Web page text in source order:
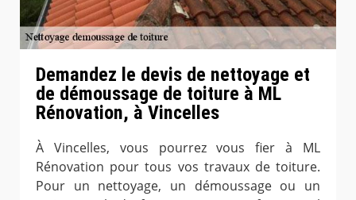
Demandez le devis de nettoyage et
de démoussage de toiture à ML
Rénovation, à Vincelles
À Vincelles, vous pourrez vous fier à ML
Rénovation pour tous vos travaux de toiture.
Pour un nettoyage, un démoussage ou un